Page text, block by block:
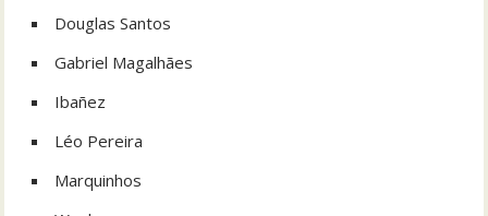
Douglas Santos
Gabriel Magalhães
Ibañez
Léo Pereira
Marquinhos